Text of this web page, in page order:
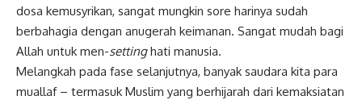
dosa kemusyrikan, sangat mungkin sore harinya sudah
berbahagia dengan anugerah keimanan. Sangat mudah bagi
Allah untuk men-settinghati manusia.
Melangkah pada fase selanjutnya, banyak saudara kita para
muallaf – termasuk Muslim yang berhijarah dari kemaksiatan